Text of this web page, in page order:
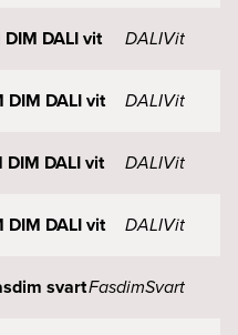
DIM DALI vit DALIVit
DIM DALI vit DALIVit
DIM DALI vit DALIVit
DIM DALI vit DALIVit
svartFasdimSvart